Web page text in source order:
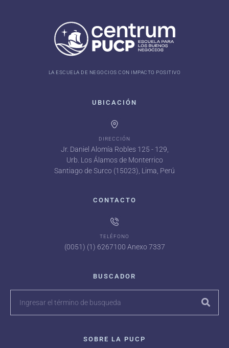
LA ESCUELA DE NEGOCIOS CON IMPACTO POSITIVO
UBICACIÓN
DIRECCIÓN
Jr. Daniel Alomía Robles 125 - 129,
Urb. Los Álamos de Monterrico
Santiago de Surco (15023), Lima, Perú
CONTACTO
TELÉFONO
(0051) (1) 6267100 Anexo 7337
BUSCADOR
SOBRE LA PUCP